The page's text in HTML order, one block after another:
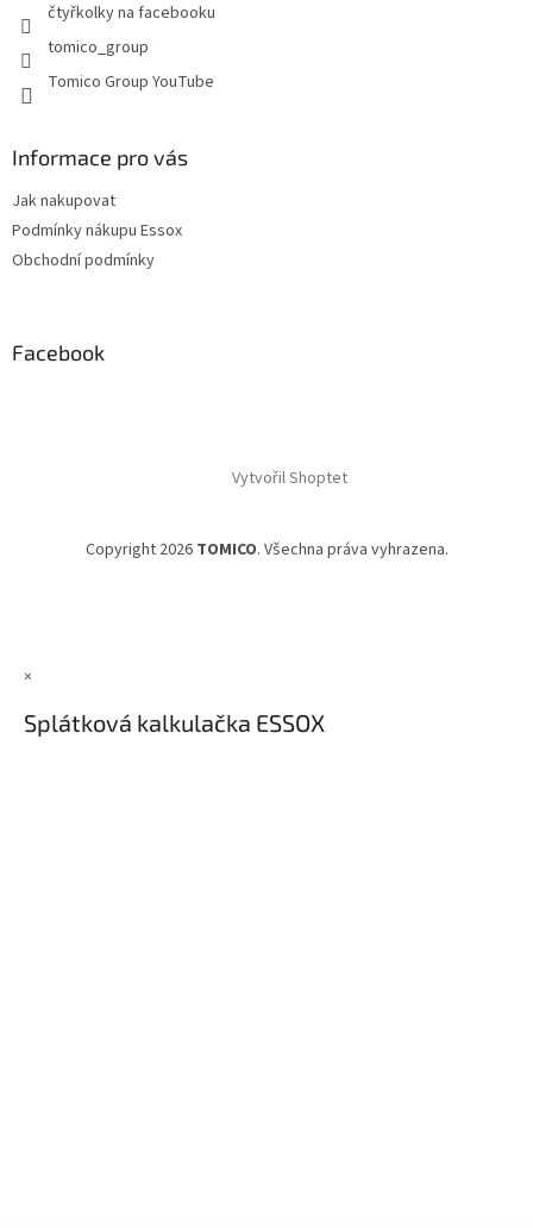
čtyřkolky na facebooku
tomico_group
Tomico Group YouTube
Informace pro vás
Jak nakupovat
Podmínky nákupu Essox
Obchodní podmínky
Facebook
Vytvořil Shoptet
Copyright 2026 TOMICO. Všechna práva vyhrazena.
×
Splátková kalkulačka ESSOX